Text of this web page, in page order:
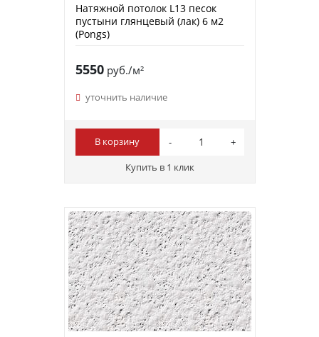
Натяжной потолок L13 песок
пустыни глянцевый (лак) 6 м2
(Pongs)
5550руб./м²
уточнить наличие
В корзину
Купить в 1 клик